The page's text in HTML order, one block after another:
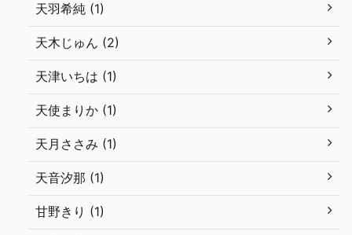
天羽希純 (1)
天木じゅん (2)
天津いちは (1)
天使まりか (1)
天月ささみ (1)
天音汐那 (1)
甘野きり (1)